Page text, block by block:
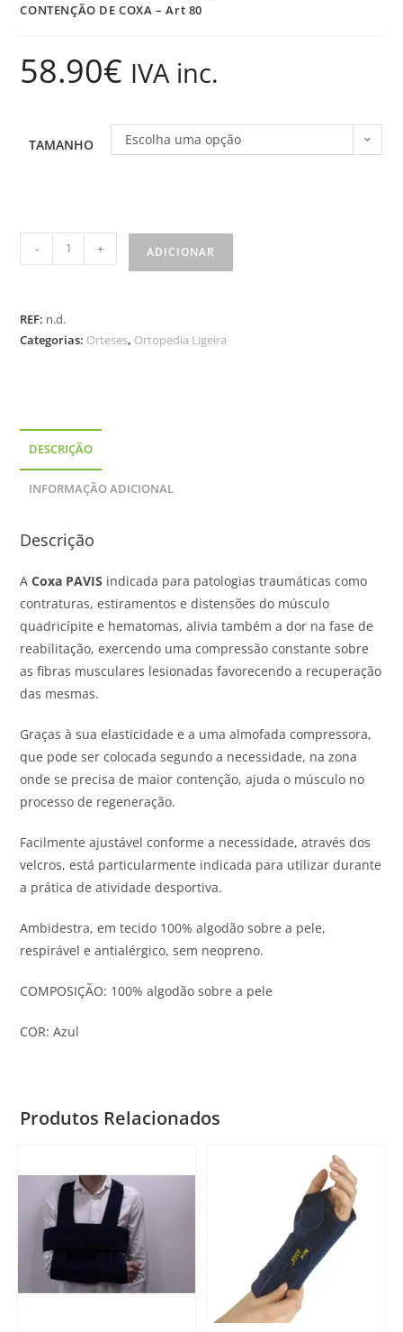
CONTENÇÃO DE COXA – Art 80
58.90€ IVA inc.
TAMANHO Escolha uma opção
- + ADICIONAR
REF: n.d.
Categorias: Orteses, Ortopedia Ligeira
DESCRIÇÃO
INFORMAÇÃO ADICIONAL
Descrição
ACoxa PAVIS indicada para patologias traumáticas como
contraturas, estiramentos e distensões do músculo
quadricípite e hematomas, alivia também a dor na fase de
reabilitação, exercendo uma compressão constante sobre
as fibras musculares lesionadas favorecendo a recuperação
das mesmas.
Graças à sua elasticidade e a uma almofada compressora,
que pode ser colocada segundo a necessidade, na zona
onde se precisa de maior contenção, ajuda o músculo no
processo de regeneração.
Facilmente ajustável conforme a necessidade, através dos
velcros, está particularmente indicada para utilizar durante
a prática de atividade desportiva.
Ambidestra, em tecido 100% algodão sobre a pele,
respirável e antialérgico, sem neopreno.
COMPOSIÇÃO: 100% algodão sobre a pele
COR: Azul
Produtos Relacionados